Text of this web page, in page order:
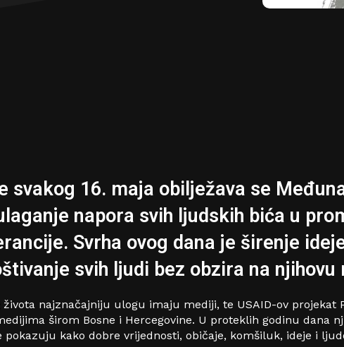
svakog 16. maja obilježava se
napora svih ljudskih bića u
Svrha ovog dana je širenje
svih ljudi bez obzira na
najznačajniju ulogu imaju mediji, te USAID-ov projekat
širom Bosne i Hercegovine. U proteklih godinu dana
pokazuju kako dobre vrijednosti, običaje, komšiluk, ideje i